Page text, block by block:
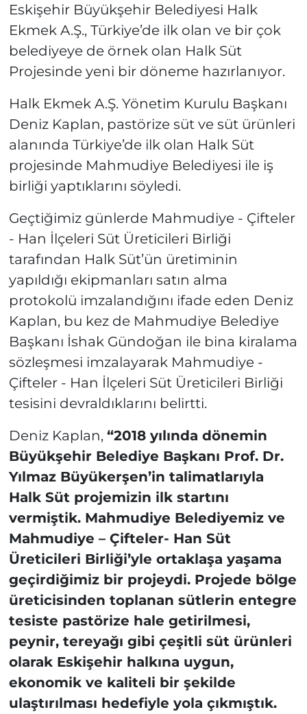
Eskişehir Büyükşehir Belediyesi Halk
Ekmek A.Ş., Türkiye’de ilk olan ve bir çok
belediyeye de örnek olan Halk Süt
Projesinde yeni bir döneme hazırlanıyor.
Halk Ekmek A.Ş. Yönetim Kurulu Başkanı
Deniz Kaplan, pastörize süt ve süt ürünleri
alanında Türkiye’de ilk olan Halk Süt
projesinde Mahmudiye Belediyesi ile iş
birliği yaptıklarını söyledi.
Geçtiğimiz günlerde Mahmudiye - Çifteler
- Han İlçeleri Süt Üreticileri Birliği
tarafından Halk Süt’ün üretiminin
yapıldığı ekipmanları satın alma
protokolü imzalandığını ifade eden Deniz
Kaplan, bu kez de Mahmudiye Belediye
Başkanı İshak Gündoğan ile bina kiralama
sözleşmesi imzalayarak Mahmudiye -
Çifteler - Han İlçeleri Süt Üreticileri Birliği
tesisini devraldıklarını belirtti.
Deniz Kaplan, “2018 yılında dönemin
Büyükşehir Belediye Başkanı Prof. Dr.
Yılmaz Büyükerşen’in talimatlarıyla
Halk Süt projemizin ilk startını
vermiştik. Mahmudiye Belediyemiz ve
Mahmudiye – Çifteler- Han Süt
Üreticileri Birliği’yle ortaklaşa yaşama
geçirdiğimiz bir projeydi. Projede bölge
üreticisinden toplanan sütlerin entegre
tesiste pastörize hale getirilmesi,
peynir, tereyağı gibi çeşitli süt ürünleri
olarak Eskişehir halkına uygun,
ekonomik ve kaliteli bir şekilde
ulaştırılması hedefiyle yola çıkmıştık.